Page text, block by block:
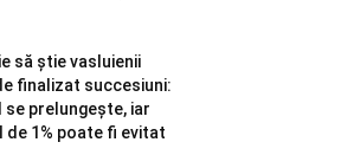
să știe vasluienii
finalizat succesiuni:
se prelungește, iar
de 1% poate fi evitat